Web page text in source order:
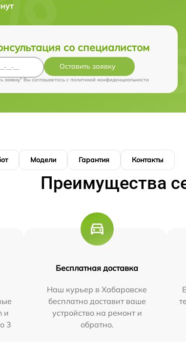
со специалистом
Оставить заявку
заявку" Вы соглашаетесь c политикой конфиденциальности
Модели Гарантия Контакты
Преимущества
и
3
Бесплатная доставка
Наш курьер в Хабаровске
бесплатно доставит ваше
устройство на ремонт и
обратно.